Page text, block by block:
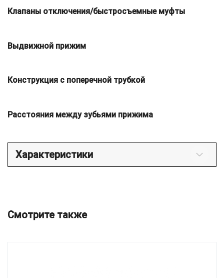
Клапаны отключения/быстросъемные муфты
Выдвижной прижим
Конструкция с поперечной трубкой
Расстояния между зубьями прижима
Характеристики
Смотрите также